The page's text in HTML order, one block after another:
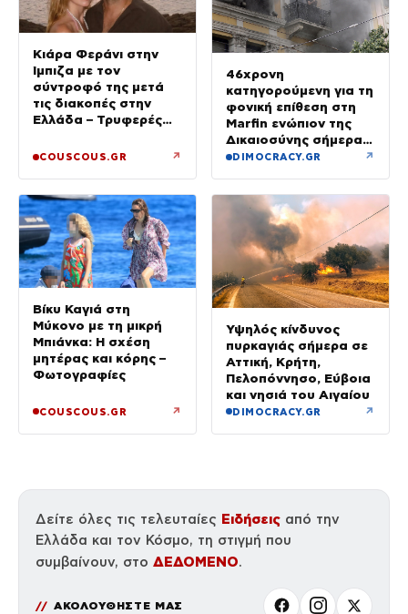
Κιάρα Φεράνι στην
Ίμπιζα με τον
σύντροφό της μετά
τις διακοπές στην
Ελλάδα – Τρυφερές
COUSCOUS.GR ↗
46χρονη
κατηγορούμενη για τη
φονική επίθεση στη
Marfin ενώπιον της
Δικαιοσύνης σήμερα –
Τα στοιχεία που την
DIMOCRACY.GR ↗
Βίκυ Καγιά στη
Μύκονο με τη μικρή
Μπιάνκα: Η σχέση
μητέρας και κόρης –
Φωτογραφίες
COUSCOUS.GR ↗
Υψηλός κίνδυνος
πυρκαγιάς σήμερα σε
Αττική, Κρήτη,
Πελοπόννησο, Εύβοια
και νησιά του Αιγαίου
DIMOCRACY.GR ↗
Δείτε όλες τις τελευταίες Ειδήσεις από την
Ελλάδα και τον Κόσμο, τη στιγμή που
συμβαίνουν, στο ΔΕΔΟΜΕΝΟ.
ΑΚΟΛΟΥΘΗΣΤΕ ΜΑΣ